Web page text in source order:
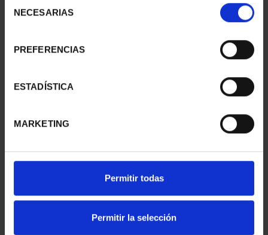
NECESARIAS
PREFERENCIAS
ESTADÍSTICA
MARKETING
Permitir todas
Permitir la selección
Sólo para usuarios
registrados
Sólo para usuarios
registrados
PROVINCIA 3
PROVINCIA 4